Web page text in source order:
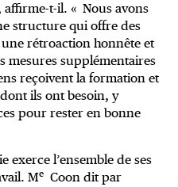
t-il. « Nous avons
structure qui offre des
rétroaction honnête et
mesures supplémentaires
reçoivent la formation et
ils ont besoin, y
pour rester en bonne
exerce l’ensemble de ses
Me Coon dit par